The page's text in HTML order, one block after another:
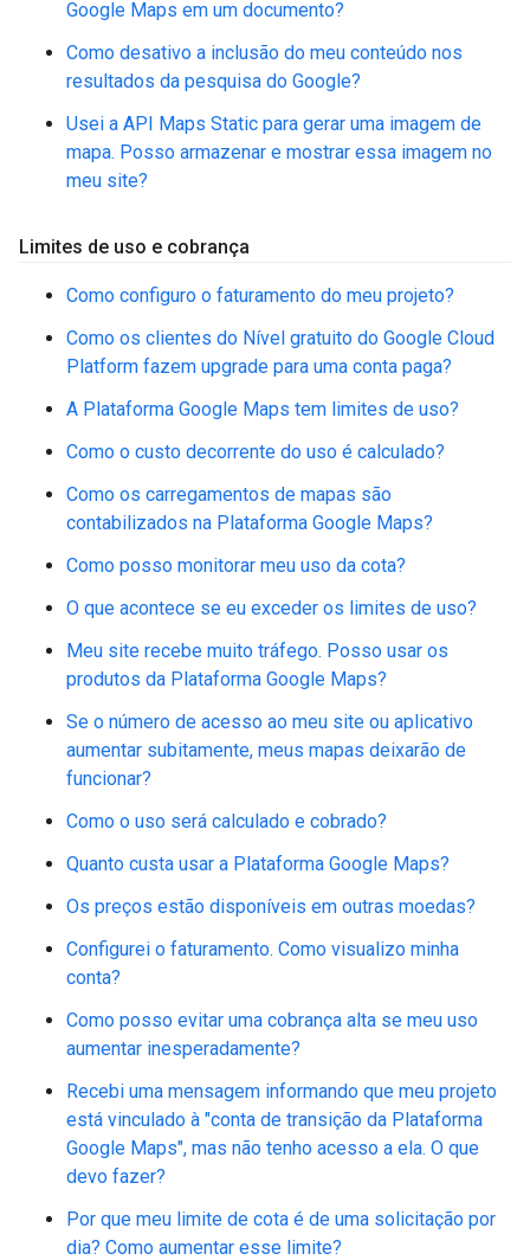
Google Maps em um documento?
Como desativo a inclusão do meu conteúdo nos
resultados da pesquisa do Google?
Usei a API Maps Static para gerar uma imagem de
mapa. Posso armazenar e mostrar essa imagem no
meu site?
Limites de uso e cobrança
Como configuro o faturamento do meu projeto?
Como os clientes do Nível gratuito do Google Cloud
Platform fazem upgrade para uma conta paga?
A Plataforma Google Maps tem limites de uso?
Como o custo decorrente do uso é calculado?
Como os carregamentos de mapas são
contabilizados na Plataforma Google Maps?
Como posso monitorar meu uso da cota?
O que acontece se eu exceder os limites de uso?
Meu site recebe muito tráfego. Posso usar os
produtos da Plataforma Google Maps?
Se o número de acesso ao meu site ou aplicativo
aumentar subitamente, meus mapas deixarão de
funcionar?
Como o uso será calculado e cobrado?
Quanto custa usar a Plataforma Google Maps?
Os preços estão disponíveis em outras moedas?
Configurei o faturamento. Como visualizo minha
conta?
Como posso evitar uma cobrança alta se meu uso
aumentar inesperadamente?
Recebi uma mensagem informando que meu projeto
está vinculado à "conta de transição da Plataforma
Google Maps", mas não tenho acesso a ela. O que
devo fazer?
Por que meu limite de cota é de uma solicitação por
dia? Como aumentar esse limite?